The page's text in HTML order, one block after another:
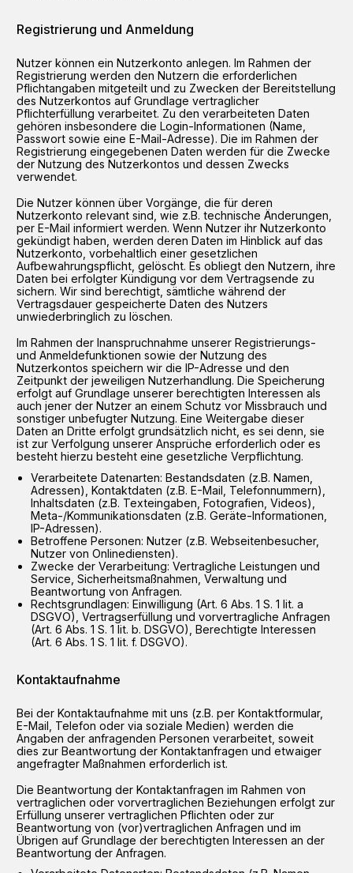
Registrierung und Anmeldung
Nutzer können ein Nutzerkonto anlegen. Im Rahmen der
Registrierung werden den Nutzern die erforderlichen
Pflichtangaben mitgeteilt und zu Zwecken der Bereitstellung
des Nutzerkontos auf Grundlage vertraglicher
Pflichterfüllung verarbeitet. Zu den verarbeiteten Daten
gehören insbesondere die Login-Informationen (Name,
Passwort sowie eine E-Mail-Adresse). Die im Rahmen der
Registrierung eingegebenen Daten werden für die Zwecke
der Nutzung des Nutzerkontos und dessen Zwecks
verwendet.
Die Nutzer können über Vorgänge, die für deren
Nutzerkonto relevant sind, wie z.B. technische Änderungen,
per E-Mail informiert werden. Wenn Nutzer ihr Nutzerkonto
gekündigt haben, werden deren Daten im Hinblick auf das
Nutzerkonto, vorbehaltlich einer gesetzlichen
Aufbewahrungspflicht, gelöscht. Es obliegt den Nutzern, ihre
Daten bei erfolgter Kündigung vor dem Vertragsende zu
sichern. Wir sind berechtigt, sämtliche während der
Vertragsdauer gespeicherte Daten des Nutzers
unwiederbringlich zu löschen.
Im Rahmen der Inanspruchnahme unserer Registrierungs-
und Anmeldefunktionen sowie der Nutzung des
Nutzerkontos speichern wir die IP-Adresse und den
Zeitpunkt der jeweiligen Nutzerhandlung. Die Speicherung
erfolgt auf Grundlage unserer berechtigten Interessen als
auch jener der Nutzer an einem Schutz vor Missbrauch und
sonstiger unbefugter Nutzung. Eine Weitergabe dieser
Daten an Dritte erfolgt grundsätzlich nicht, es sei denn, sie
ist zur Verfolgung unserer Ansprüche erforderlich oder es
besteht hierzu besteht eine gesetzliche Verpflichtung.
Verarbeitete Datenarten: Bestandsdaten (z.B. Namen,
Adressen), Kontaktdaten (z.B. E-Mail, Telefonnummern),
Inhaltsdaten (z.B. Texteingaben, Fotografien, Videos),
Meta-/Kommunikationsdaten (z.B. Geräte-Informationen,
IP-Adressen).
Betroffene Personen: Nutzer (z.B. Webseitenbesucher,
Nutzer von Onlinediensten).
Zwecke der Verarbeitung: Vertragliche Leistungen und
Service, Sicherheitsmaßnahmen, Verwaltung und
Beantwortung von Anfragen.
Rechtsgrundlagen: Einwilligung (Art. 6 Abs. 1 S. 1 lit. a
DSGVO), Vertragserfüllung und vorvertragliche Anfragen
(Art. 6 Abs. 1 S. 1 lit. b. DSGVO), Berechtigte Interessen
(Art. 6 Abs. 1 S. 1 lit. f. DSGVO).
Kontaktaufnahme
Bei der Kontaktaufnahme mit uns (z.B. per Kontaktformular,
E-Mail, Telefon oder via soziale Medien) werden die
Angaben der anfragenden Personen verarbeitet, soweit
dies zur Beantwortung der Kontaktanfragen und etwaiger
angefragter Maßnahmen erforderlich ist.
Die Beantwortung der Kontaktanfragen im Rahmen von
vertraglichen oder vorvertraglichen Beziehungen erfolgt zur
Erfüllung unserer vertraglichen Pflichten oder zur
Beantwortung von (vor)vertraglichen Anfragen und im
Übrigen auf Grundlage der berechtigten Interessen an der
Beantwortung der Anfragen.